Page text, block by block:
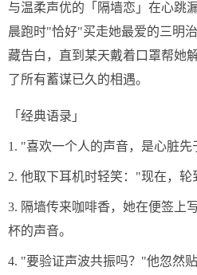
与温柔声优的「隔墙恋」在心跳
晨跑时"恰好"买走她最爱的三明
藏告白，直到某天戴着口罩帮她
了所有蓄谋已久的相遇。
「经典语录」
1. "喜欢一个人的声音，是心脏
2. 他取下耳机时轻笑："现在，
3. 隔墙传来咖啡香，她在便签上
杯的声音。
4. "要验证声波共振吗？"他忽然